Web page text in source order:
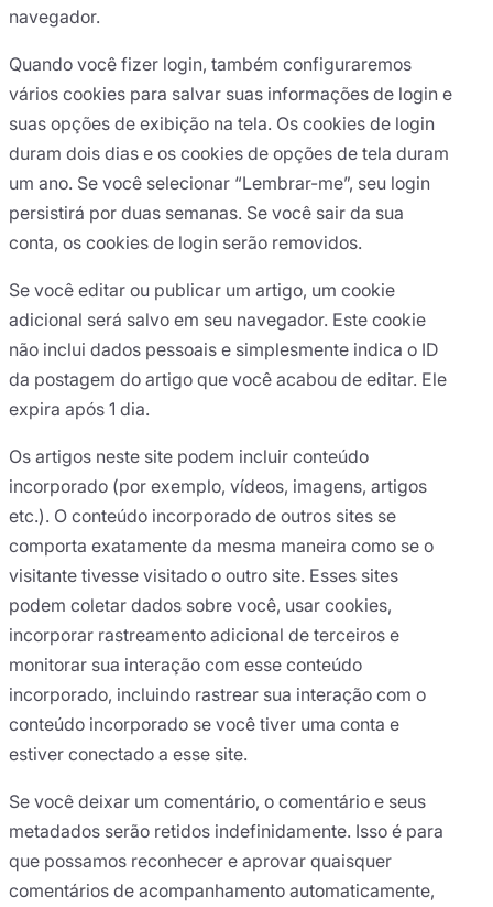
navegador.
Quando você fizer login, também configuraremos
vários cookies para salvar suas informações de login e
suas opções de exibição na tela. Os cookies de login
duram dois dias e os cookies de opções de tela duram
um ano. Se você selecionar “Lembrar-me”, seu login
persistirá por duas semanas. Se você sair da sua
conta, os cookies de login serão removidos.
Se você editar ou publicar um artigo, um cookie
adicional será salvo em seu navegador. Este cookie
não inclui dados pessoais e simplesmente indica o ID
da postagem do artigo que você acabou de editar. Ele
expira após 1 dia.
Os artigos neste site podem incluir conteúdo
incorporado (por exemplo, vídeos, imagens, artigos
etc.). O conteúdo incorporado de outros sites se
comporta exatamente da mesma maneira como se o
visitante tivesse visitado o outro site. Esses sites
podem coletar dados sobre você, usar cookies,
incorporar rastreamento adicional de terceiros e
monitorar sua interação com esse conteúdo
incorporado, incluindo rastrear sua interação com o
conteúdo incorporado se você tiver uma conta e
estiver conectado a esse site.
Se você deixar um comentário, o comentário e seus
metadados serão retidos indefinidamente. Isso é para
que possamos reconhecer e aprovar quaisquer
comentários de acompanhamento automaticamente,